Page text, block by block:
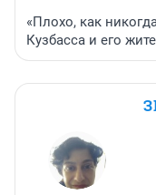
«Плохо, как
Кузбасса и его